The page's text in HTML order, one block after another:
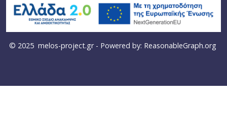
© 2025 melos-project.gr- Powered by: ReasonableGraph.org